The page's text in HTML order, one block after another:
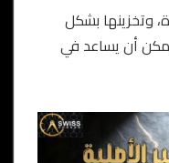
وتخزينها بشكل
يمكن أن يساعد في